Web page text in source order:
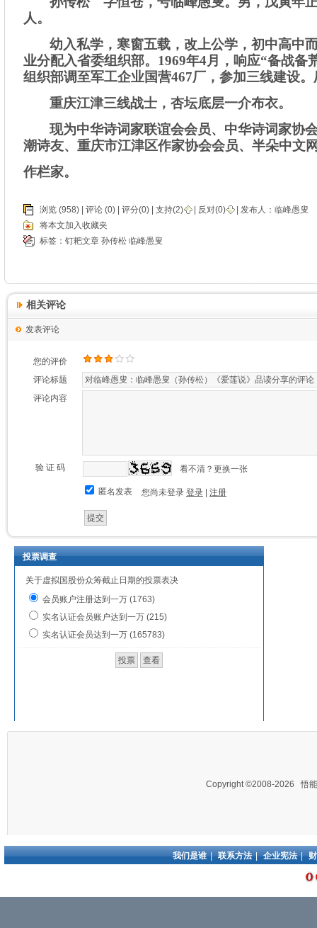
人。
幼入私学，寒窗五载，改上公学，初中高中
业分配入省委组织部。 1969年4月， 响应“备战备
组织部调至军工企业国营467厂，参加三线建设
重庆江津三线战士，杏坛底层一介布衣。
现为中华诗词家联谊会会员、 中华诗词家协
潮诗友、重庆市江津区作家协会会员、半朵中文
作栏家。
浏览 (958) | 评论 (0) | 评分(0) | 支持(2) 反对(0) | 发布人： 临峰愚叟
将本文加入收藏夹
标签： 钉耙文章 孙传松 临峰愚叟
相关评论
发表评论
您的评价
评论标题
评论内容
验 证 码 看不清？更换一张
匿名发表 您尚未登录 登录 注册
投票调查
关于虚拟国股份众筹截止日期的投票表决
会员账户注册达到一万 (1763)
实名认证会员账户达到一万 (215)
实名认证会员达到一万 (165783)
Copyright ©2008-2026 悟
我们是谁 | 联系方法 | 企业宪法 |